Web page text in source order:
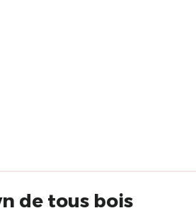
de tous bois